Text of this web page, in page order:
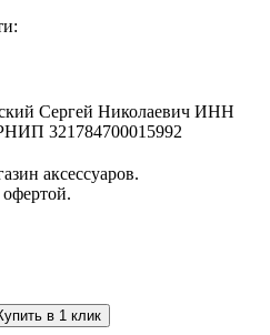
Сергей Николаевич ИНН
321784700015992
аксессуаров.
в 1 клик